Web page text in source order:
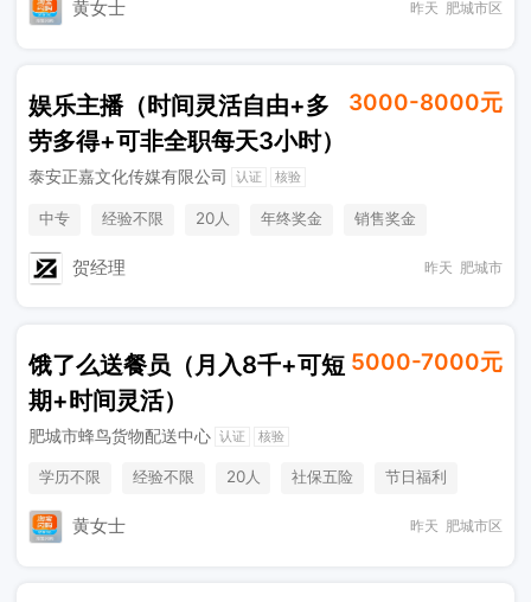
黄女士 昨天 肥城市区
娱乐主播（时间灵活自由+多
劳多得+可非全职每天3小时）
3000-8000元
泰安正嘉文化传媒有限公司 认证 核验
中专 经验不限 20人 年终奖金 销售奖金
贺经理 昨天 肥城市
饿了么送餐员（月入8千+可短
期+时间灵活）
5000-7000元
肥城市蜂鸟货物配送中心 认证 核验
学历不限 经验不限 20人 社保五险
节日福利
加班补助
黄女士 昨天 肥城市区